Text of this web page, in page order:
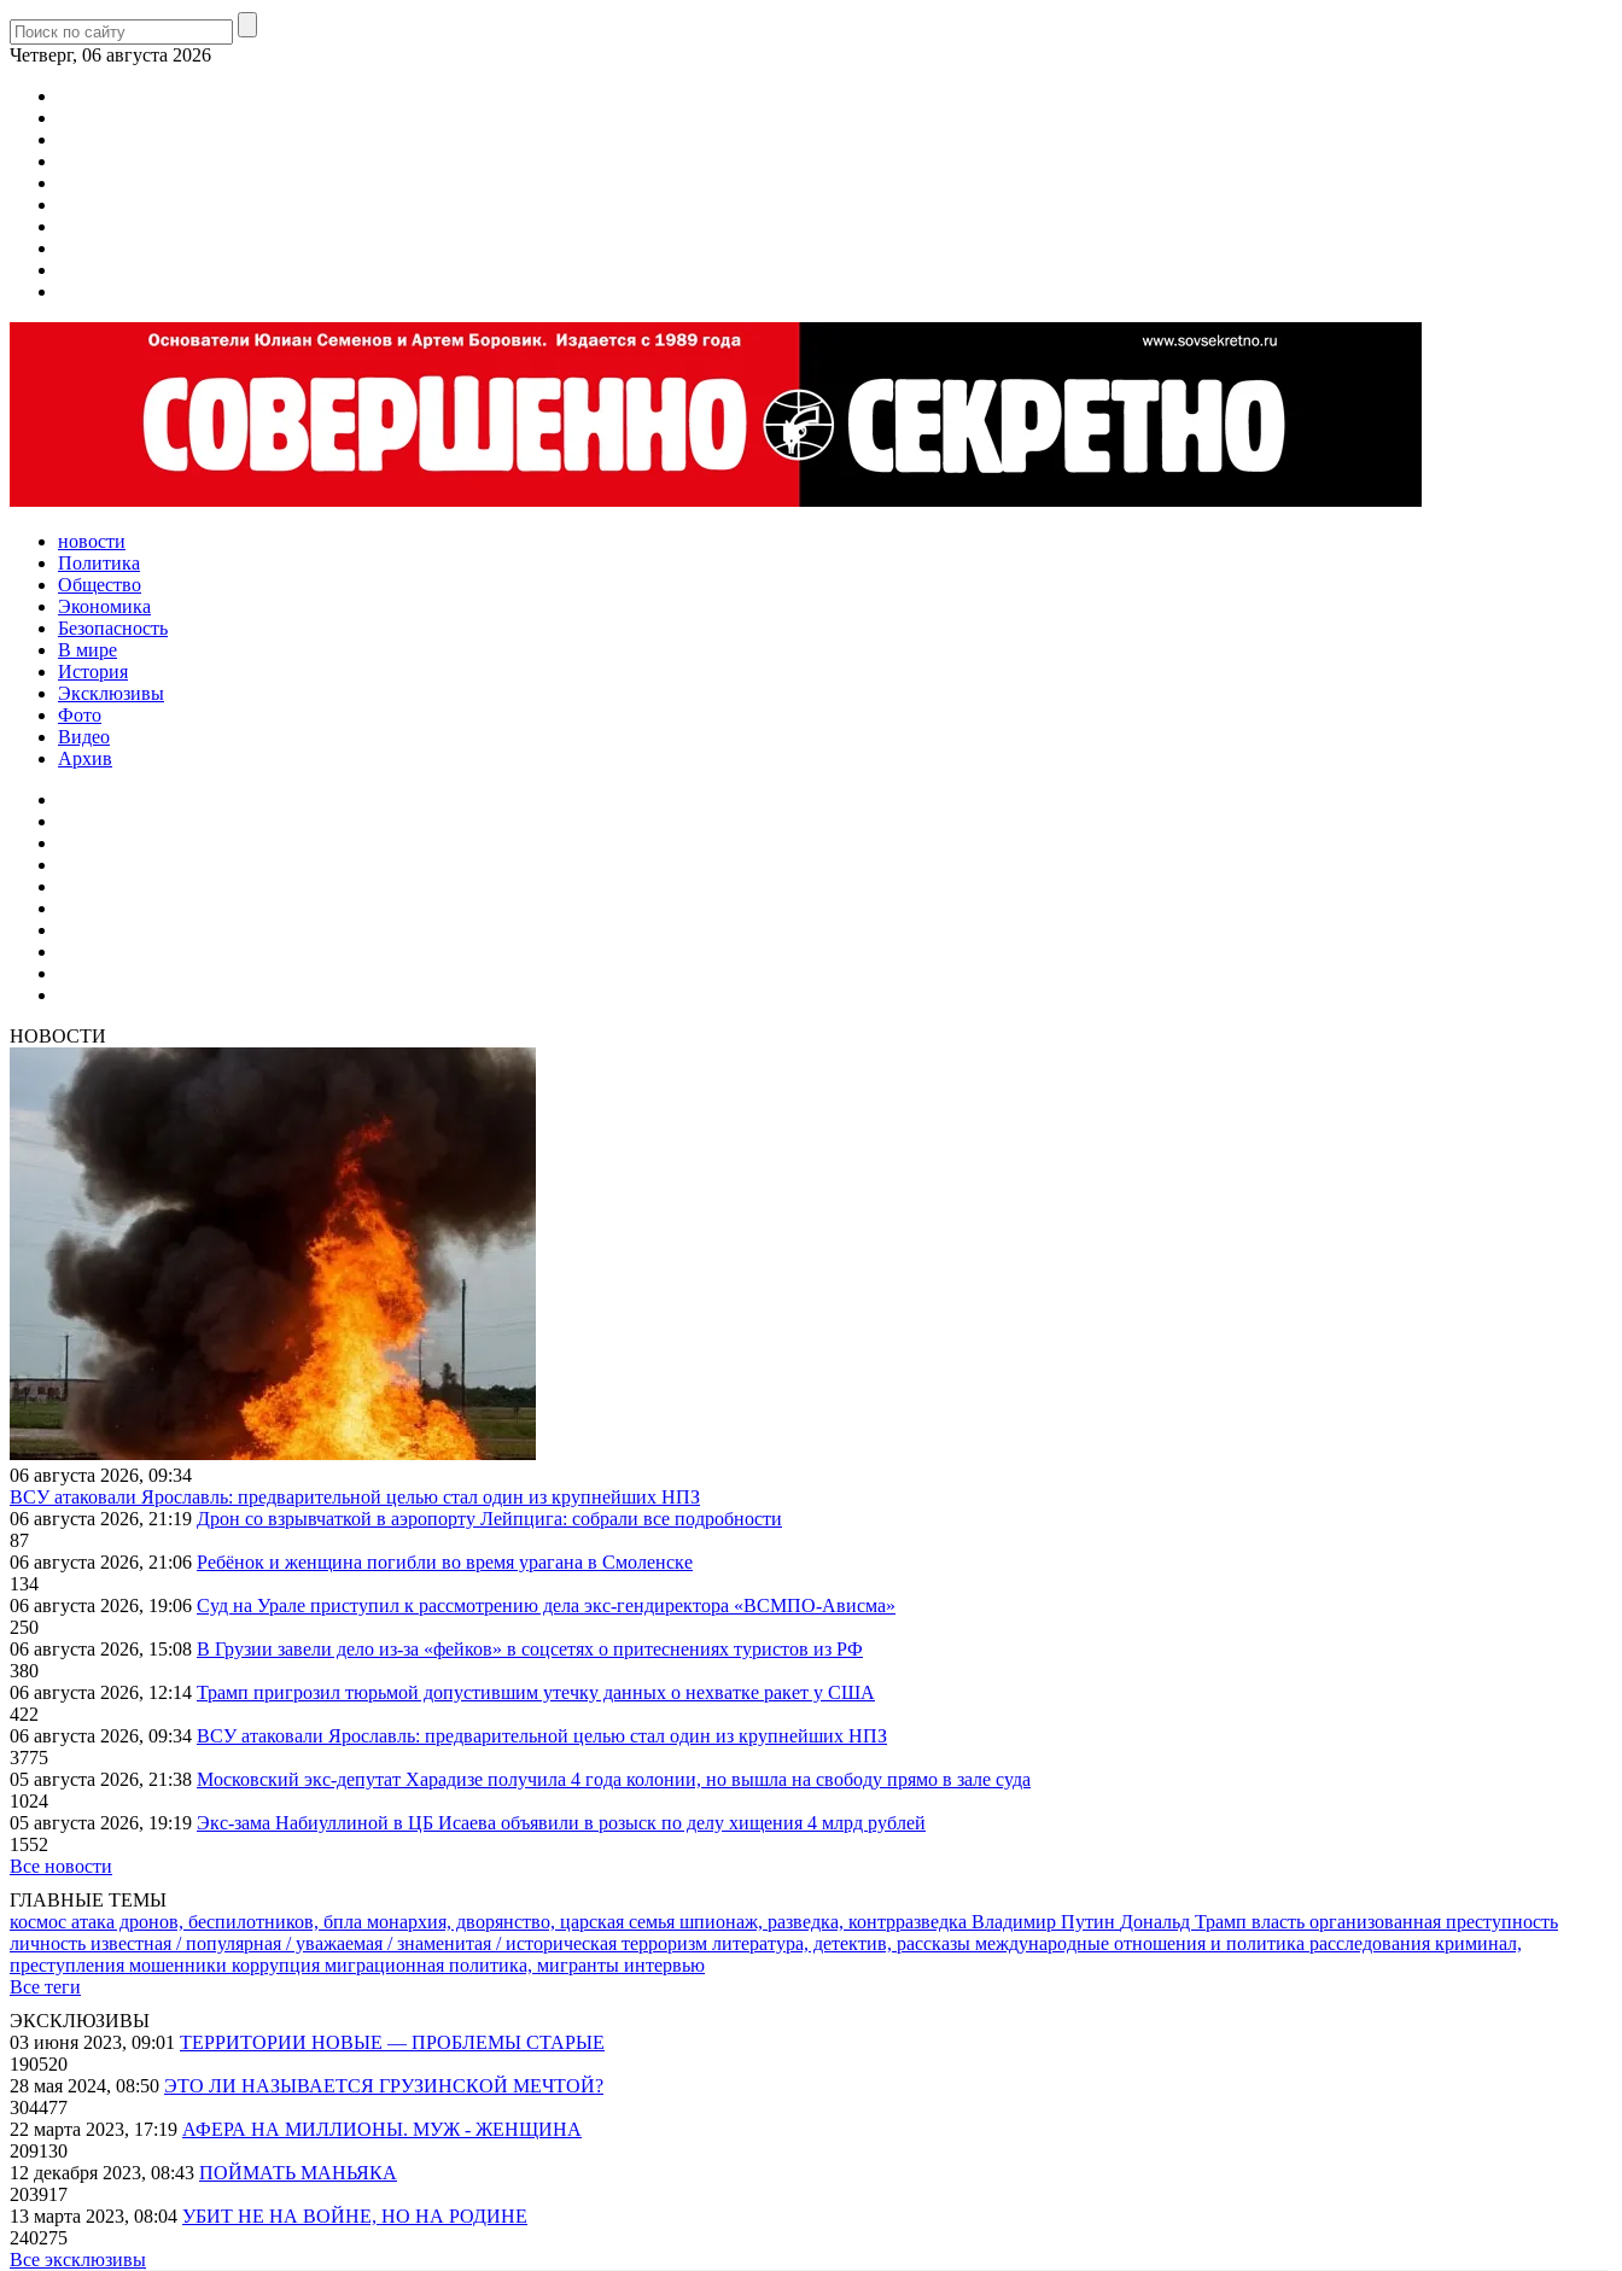
Четверг, 06 августа 2026
новости
Политика
Общество
Экономика
Безопасность
В мире
История
Эксклюзивы
Фото
Видео
Архив
НОВОСТИ
06 августа 2026, 09:34
ВСУ атаковали Ярославль: предварительной целью стал один из крупнейших НПЗ
06 августа 2026, 21:19 Дрон со взрывчаткой в аэропорту Лейпцига: собрали все подробности
87
06 августа 2026, 21:06 Ребёнок и женщина погибли во время урагана в Смоленске
134
06 августа 2026, 19:06 Суд на Урале приступил к рассмотрению дела экс-гендиректора «ВСМПО-Ависма»
250
06 августа 2026, 15:08 В Грузии завели дело из-за «фейков» в соцсетях о притеснениях туристов из РФ
380
06 августа 2026, 12:14 Трамп пригрозил тюрьмой допустившим утечку данных о нехватке ракет у США
422
06 августа 2026, 09:34 ВСУ атаковали Ярославль: предварительной целью стал один из крупнейших НПЗ
3775
05 августа 2026, 21:38 Московский экс-депутат Харадизе получила 4 года колонии, но вышла на свободу прямо в зале суда
1024
05 августа 2026, 19:19 Экс-зама Набиуллиной в ЦБ Исаева объявили в розыск по делу хищения 4 млрд рублей
1552
Все новости
ГЛАВНЫЕ ТЕМЫ
космос атака дронов, беспилотников, бпла монархия, дворянство, царская семья шпионаж, разведка, контрразведка Владимир Путин Дональд Трамп власть организованная преступность
личность известная / популярная / уважаемая / знаменитая / историческая терроризм литература, детектив, рассказы международные отношения и политика расследования криминал,
преступления мошенники коррупция миграционная политика, мигранты интервью
Все теги
ЭКСКЛЮЗИВЫ
03 июня 2023, 09:01 ТЕРРИТОРИИ НОВЫЕ — ПРОБЛЕМЫ СТАРЫЕ
190520
28 мая 2024, 08:50 ЭТО ЛИ НАЗЫВАЕТСЯ ГРУЗИНСКОЙ МЕЧТОЙ?
304477
22 марта 2023, 17:19 АФЕРА НА МИЛЛИОНЫ. МУЖ - ЖЕНЩИНА
209130
12 декабря 2023, 08:43 ПОЙМАТЬ МАНЬЯКА
203917
13 марта 2023, 08:04 УБИТ НЕ НА ВОЙНЕ, НО НА РОДИНЕ
240275
Все эксклюзивы